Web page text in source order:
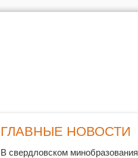
ГЛАВНЫЕ НОВОСТИ
В свердловском минобразования